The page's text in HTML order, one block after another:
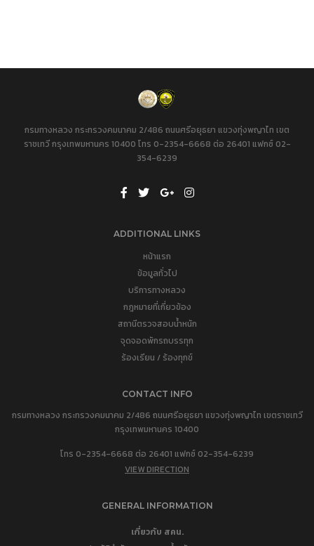
กรมทางหลวง กระทรวงคมนาคม 2/486 ถนนศรีอยุธยา แขวงทุ่งพญาไท เขต
ราชเทวี กรุงเทพมหานคร 10400 โทร 0-2354-6668 ต่อ 26401 แฟกซ์ 02-
354-6239
ADDITIONAL LINKS
หน้าแรก
ข้อมูลทั่วไป
บริการทางหลวง
กฎหมายที่เกี่ยวข้อง
สถานีตรวจสอบน้ำหนัก
จุดจอดพักรถบรรทุก
ร้องเรียน / ร้องทุกข์
CONTACT INFO
กรมทางหลวง กระทรวงคมนาคม 2/486 ถนนศรีอยุธยา แขวงทุ่งพญาไท เขตราชเทวี
กรุงเทพมหานคร 10400
โทร 0-2354-6668 ต่อ 26401 แฟกซ์ 02-354-6239
VIEW DIRECTION
GENERAL INFORMATION
เกี่ยวกับ สคน.